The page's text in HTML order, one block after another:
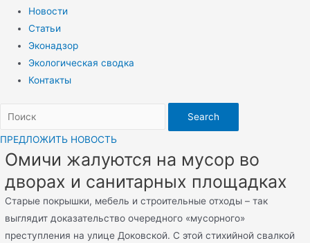
Новости
Статьи
Эконадзор
Экологическая сводка
Контакты
Search
ПРЕДЛОЖИТЬ НОВОСТЬ
Омичи жалуются на мусор во
дворах и санитарных площадках
Старые покрышки, мебель и строительные отходы – так
выглядит доказательство очередного «мусорного»
преступления на улице Доковской. С этой стихийной свалкой